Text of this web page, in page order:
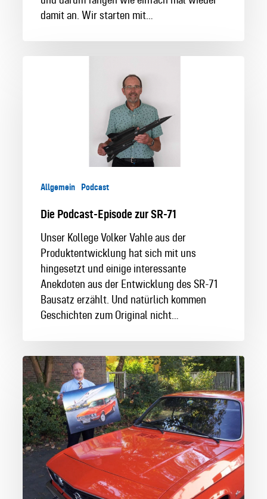
damit an. Wir starten mit…
Allgemein Podcast
Die Podcast-Episode zur SR-71
Unser Kollege Volker Vahle aus der
Produktentwicklung hat sich mit uns
hingesetzt und einige interessante
Anekdoten aus der Entwicklung des SR-71
Bausatz erzählt. Und natürlich kommen
Geschichten zum Original nicht…
Interview
mit
dem
Blech-
Picasso,
Werner
Pitzer